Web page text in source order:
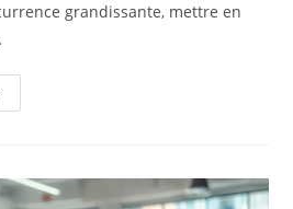
grandissante, mettre en